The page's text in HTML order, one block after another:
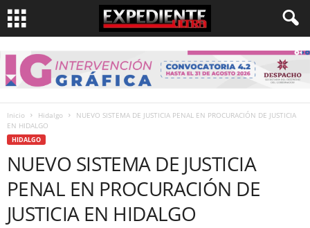
Inicio Hidalgo
NUEVO SISTEMA DE JUSTICIA PENAL EN PROCURACIÓN DE JUSTICIA
EN HIDALGO
HIDALGO
NUEVO SISTEMA DE JUSTICIA
PENAL EN PROCURACIÓN DE
JUSTICIA EN HIDALGO